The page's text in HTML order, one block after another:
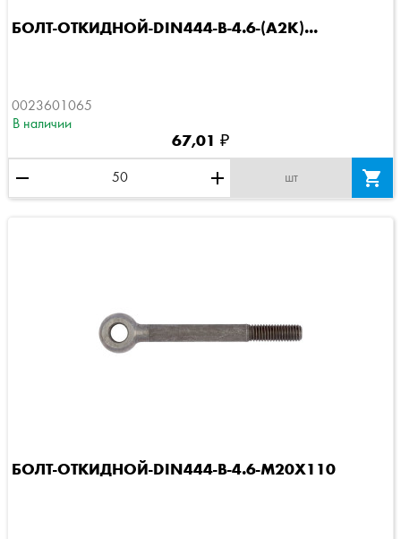
БОЛТ-ОТКИДНОЙ-DIN444-B-4.6-(A2K)...
0023601065
В наличии
67,01 ₽
remove add шт 
БОЛТ-ОТКИДНОЙ-DIN444-B-4.6-M20X110